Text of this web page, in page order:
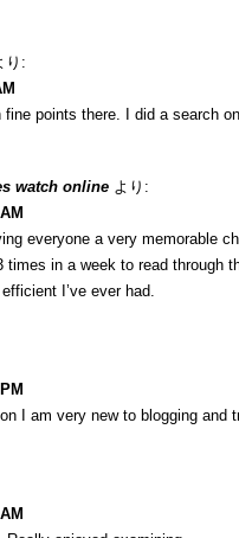
り:
fine points there. I did a search
watch online より:
everyone a very memorable
times in a week to read through
I’ve ever had.
I am very new to blogging and